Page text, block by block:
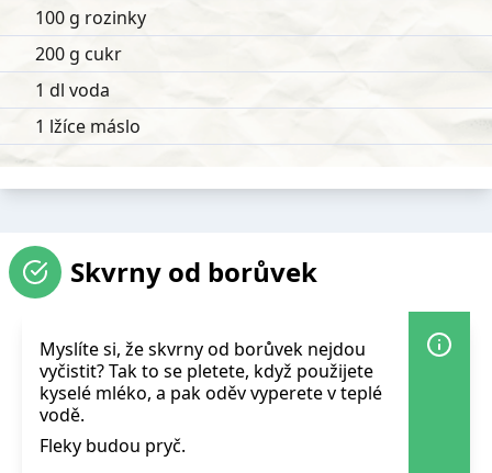
100 g rozinky
200 g cukr
1 dl voda
1 lžíce máslo
Skvrny od borůvek
Myslíte si, že skvrny od borůvek nejdou
vyčistit? Tak to se pletete, když použijete
kyselé mléko, a pak oděv vyperete v teplé
vodě.
Fleky budou pryč.